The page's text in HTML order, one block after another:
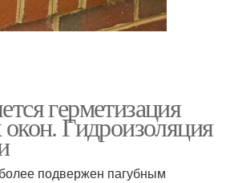
герметизация
Гидроизоляция
подвержен пагубным